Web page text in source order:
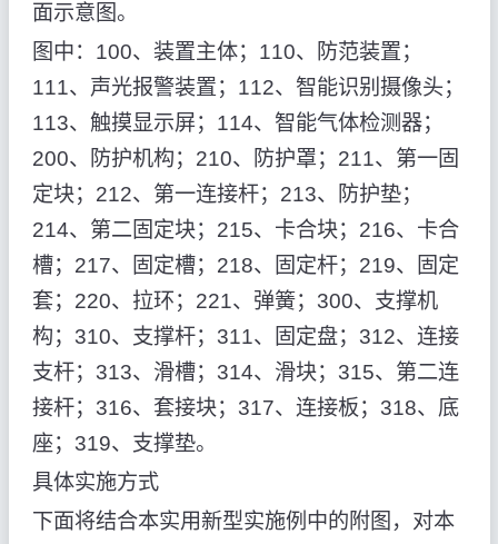
面示意图。
图中：100、装置主体；110、防范装置；
111、声光报警装置；112、智能识别摄像头；
113、触摸显示屏；114、智能气体检测器；
200、防护机构；210、防护罩；211、第一固
定块；212、第一连接杆；213、防护垫；
214、第二固定块；215、卡合块；216、卡合
槽；217、固定槽；218、固定杆；219、固定
套；220、拉环；221、弹簧；300、支撑机
构；310、支撑杆；311、固定盘；312、连接
支杆；313、滑槽；314、滑块；315、第二连
接杆；316、套接块；317、连接板；318、底
座；319、支撑垫。
具体实施方式
下面将结合本实用新型实施例中的附图，对本